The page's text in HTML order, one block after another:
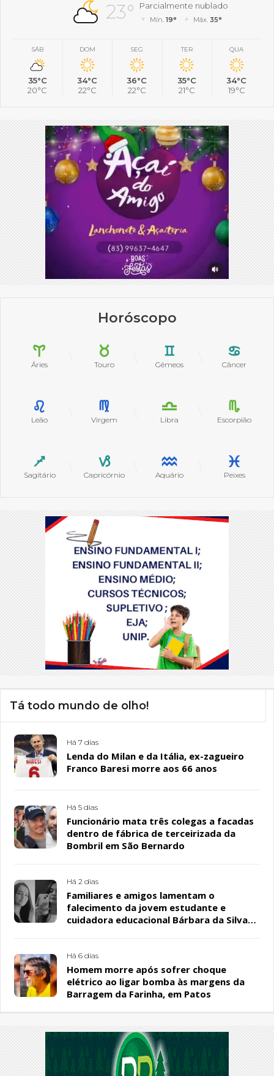
23° Parcialmente nublado
Mín.19° Máx. 35°
SÁB
35°C
20°C
DOM
34°C
22°C
SEG
36°C
22°C
TER
35°C
21°C
QUA
34°C
19°C
Horóscopo
Áries Touro Gêmeos Câncer
Leão Virgem Libra Escorpião
Sagitário Capricórnio Aquário Peixes
Tá todo mundo de olho!
Há 7 dias
Lenda do Milan e da Itália, ex-zagueiro
Franco Baresi morre aos 66 anos
Há 5 dias
Funcionário mata três colegas a facadas
dentro de fábrica de terceirizada da
Bombril em São Bernardo
Há 2 dias
Familiares e amigos lamentam o
falecimento da jovem estudante e
cuidadora educacional Bárbara da Silva
Há 6 dias
Homem morre após sofrer choque
elétrico ao ligar bomba às margens da
Barragem da Farinha, em Patos